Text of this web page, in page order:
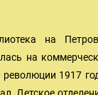
на
на
1917